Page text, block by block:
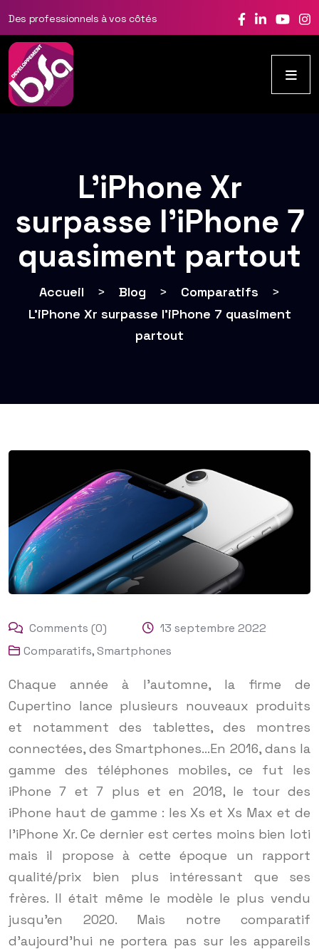
Des professionnels à vos côtés
L’iPhone Xr
surpasse l’iPhone 7
quasiment partout
Accueil > Blog > Comparatifs
>
L’iPhone Xr surpasse l’iPhone 7 quasiment
partout
Comments (0)
13 septembre 2022
Comparatifs,Smartphones
Chaque année à l’automne, la firme de
Cupertino lance plusieurs nouveaux produits
et notamment des tablettes, des montres
connectées, des Smartphones…En 2016, dans la
gamme des téléphones mobiles, ce fut les
iPhone 7 et 7 plus et en 2018, le tour des
iPhone haut de gamme : les Xs et Xs Max et de
l’iPhone Xr. Ce dernier est certes moins bien loti
mais il propose à cette époque un rapport
qualité/prix bien plus intéressant que ses
frères. Il était même le modèle le plus vendu
jusqu’en 2020. Mais notre comparatif
d’aujourd’hui ne portera pas sur les appareils